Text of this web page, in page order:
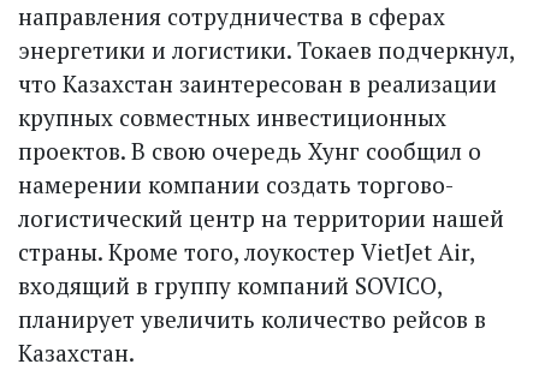
направления сотрудничества в сферах
энергетики и логистики. Токаев подчеркнул,
что Казах­стан заинтересован в реализации
крупных совместных инвестиционных
проектов. В свою очередь Хунг сообщил о
намерении компании создать торгово-
логистический центр на территории нашей
страны. Кроме того, лоу­костер VietJet Air,
входящий в группу компаний SOVICO,
планирует увеличить количество рейсов в
Казахстан.